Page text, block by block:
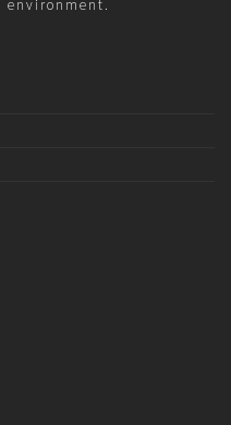
environment.